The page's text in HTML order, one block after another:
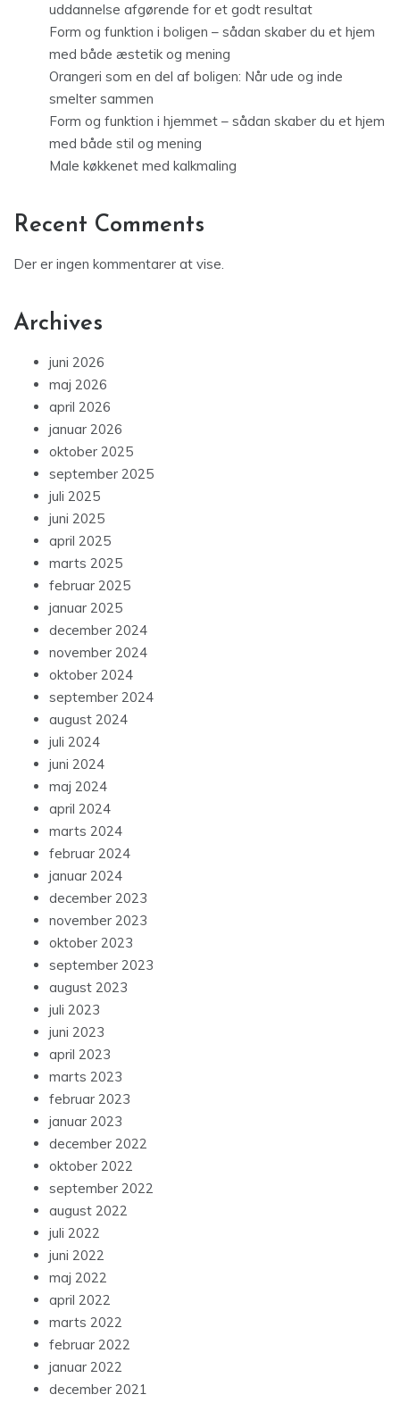
uddannelse afgørende for et godt resultat
Form og funktion i boligen – sådan skaber du et hjem
med både æstetik og mening
Orangeri som en del af boligen: Når ude og inde
smelter sammen
Form og funktion i hjemmet – sådan skaber du et hjem
med både stil og mening
Male køkkenet med kalkmaling
Recent Comments
Der er ingen kommentarer at vise.
Archives
juni 2026
maj 2026
april 2026
januar 2026
oktober 2025
september 2025
juli 2025
juni 2025
april 2025
marts 2025
februar 2025
januar 2025
december 2024
november 2024
oktober 2024
september 2024
august 2024
juli 2024
juni 2024
maj 2024
april 2024
marts 2024
februar 2024
januar 2024
december 2023
november 2023
oktober 2023
september 2023
august 2023
juli 2023
juni 2023
april 2023
marts 2023
februar 2023
januar 2023
december 2022
oktober 2022
september 2022
august 2022
juli 2022
juni 2022
maj 2022
april 2022
marts 2022
februar 2022
januar 2022
december 2021